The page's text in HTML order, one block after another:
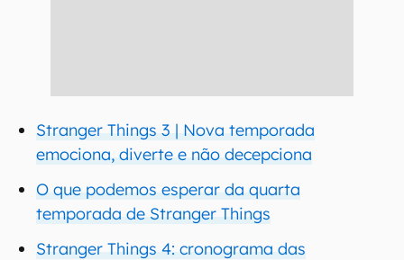
Stranger Things 3 | Nova temporada
emociona, diverte e não decepciona
O que podemos esperar da quarta
temporada de Stranger Things
Stranger Things 4: cronograma das